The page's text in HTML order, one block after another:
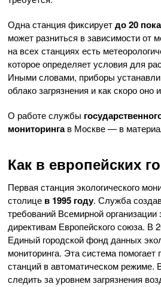
Одна станция фиксируетдо 20
может разниться в зависимости от
на всех станциях есть
которое определяет условия для
Иными словами, приборы
облако загрязнения и как скоро оно
О работе службы
мониторингав Москве — в
Как в европейских
Первая станция экологического
столице в 1995 году. Служба
требований Всемирной организации
директивам Европейского союза. В
Единый городской фонд данных
мониторинга. Эта система
станций в автоматическом
следить за уровнем загрязнения